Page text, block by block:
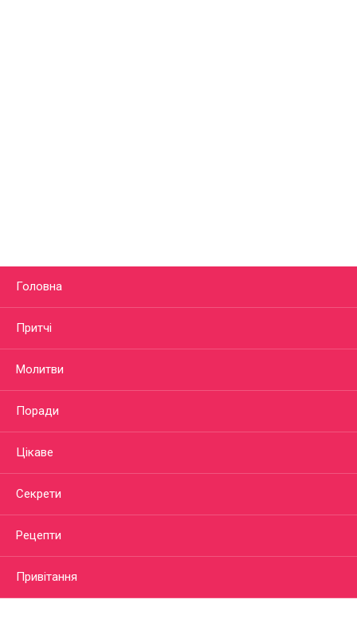
Головна
Притчі
Молитви
Поради
Цікаве
Секрети
Рецепти
Привітання